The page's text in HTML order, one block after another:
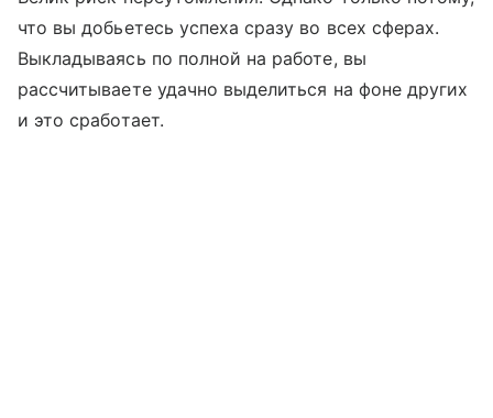
что вы добьетесь успеха сразу во всех сферах.
Выкладываясь по полной на работе, вы
рассчитываете удачно выделиться на фоне других
и это сработает.